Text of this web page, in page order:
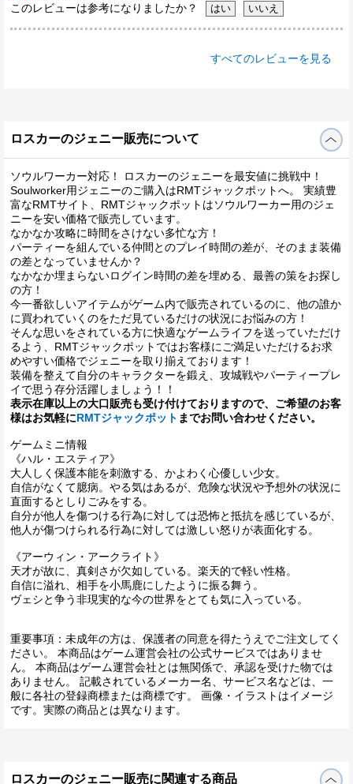
このレビューは参考になりましたか？
すべてのレビューを見る
ロスカーのジェニー販売について
ソウルワーカー対応！ ロスカーのジェニーを最安値に挑戦中！
Soulworker用ジェニーのご購入はRMTジャックポットへ。 実績豊
富なRMTサイト、RMTジャックポットはソウルワーカー用のジェ
ニーを安い価格で販売しています。
なかなか攻略に時間をさけない多忙な方！
パーティーを組んでいる仲間とのプレイ時間の差が、そのまま装備
の差となっていませんか？
なかなか埋まらないログイン時間の差を埋める、最善の策をお探し
の方！
今一番欲しいアイテムがゲーム内で販売されているのに、他の誰か
に買われていくのをただ見ているだけの状況にお悩みの方！
そんな思いをされている方に快適なゲームライフを送っていただけ
るよう、RMTジャックポットではお客様にご満足いただけるお求
めやすい価格でジェニーを取り揃えております！
装備を整えて自分のキャラクターを鍛え、攻城戦やパーティープレ
イで思う存分活躍しましょう！！
表示在庫以上の大口販売も受け付けておりますので、ご希望のお客
様はお気軽にRMTジャックポット までお問い合わせください。
ゲームミニ情報
《ハル・エスティア》
大人しく保護本能を刺激する、かよわく心優しい少女。
自信がなくて臆病。やる気はあるが、危険な状況や予想外の状況に
直面するとしりごみをする。
自分が他人を傷つける行為に対しては恐怖と抵抗を感じているが、
他人が傷つけられる行為に対しては激しい怒りが表面化する。
《アーウィン・アークライト》
天才が故に、真剣さが欠如している。楽天的で軽い性格。
自信に溢れ、相手を小馬鹿にしたように振る舞う。
ヴェシと争う非現実的な今の世界をとても気に入っている。
重要事項：未成年の方は、保護者の同意を得たうえでご注文してく
ださい。 本商品はゲーム運営会社の公式サービスではありませ
ん。 本商品はゲーム運営会社とは無関係で、承認を受けた物では
ありません。 記載されているメーカー名、サービス名などは、一
般に各社の登録商標または商標です。 画像・イラストはイメージ
です。実際の商品とは異なります。
ロスカーのジェニー販売に関連する商品